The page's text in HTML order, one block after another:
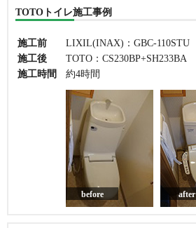
TOTOトイレ施工事例
施工前
LIXIL(INAX)：GBC-110STU
施工後
TOTO：CS230BP+SH233BA
施工時間
約4時間
before after